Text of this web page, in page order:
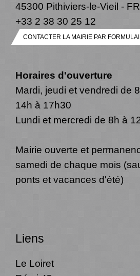
45300 Pithiviers-le-Vieil -
+33 2 38 30 25 12
CONTACTER LA MAIRIE PAR
Horaires d'ouverture
Mardi, jeudi et vendredi de
14h à 17h30
Lundi et mercredi de 8h à
Mairie ouverte et
samedi de chaque mois
ponts et vacances d'été)
Liens
Le Loiret